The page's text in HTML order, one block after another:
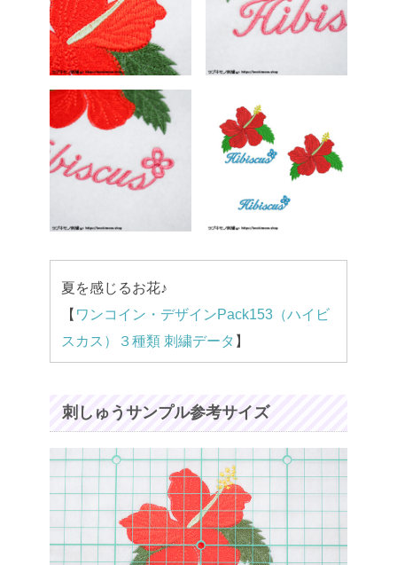
夏を感じるお花♪
【 ワンコイン・デザインPack153（ハイビ
スカス）３種類 刺繍データ 】
刺しゅうサンプル参考サイズ